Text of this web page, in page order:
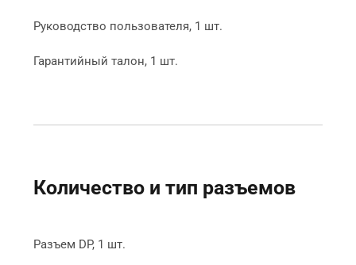
Руководство пользователя, 1 шт.
Гарантийный талон, 1 шт.
Количество и тип разъемов
Разъем DP, 1 шт.